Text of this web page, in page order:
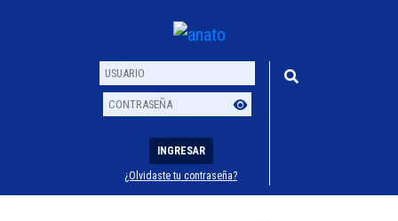
Usuario
Contraseña
INGRESAR
¿Olvidaste tu contraseña?